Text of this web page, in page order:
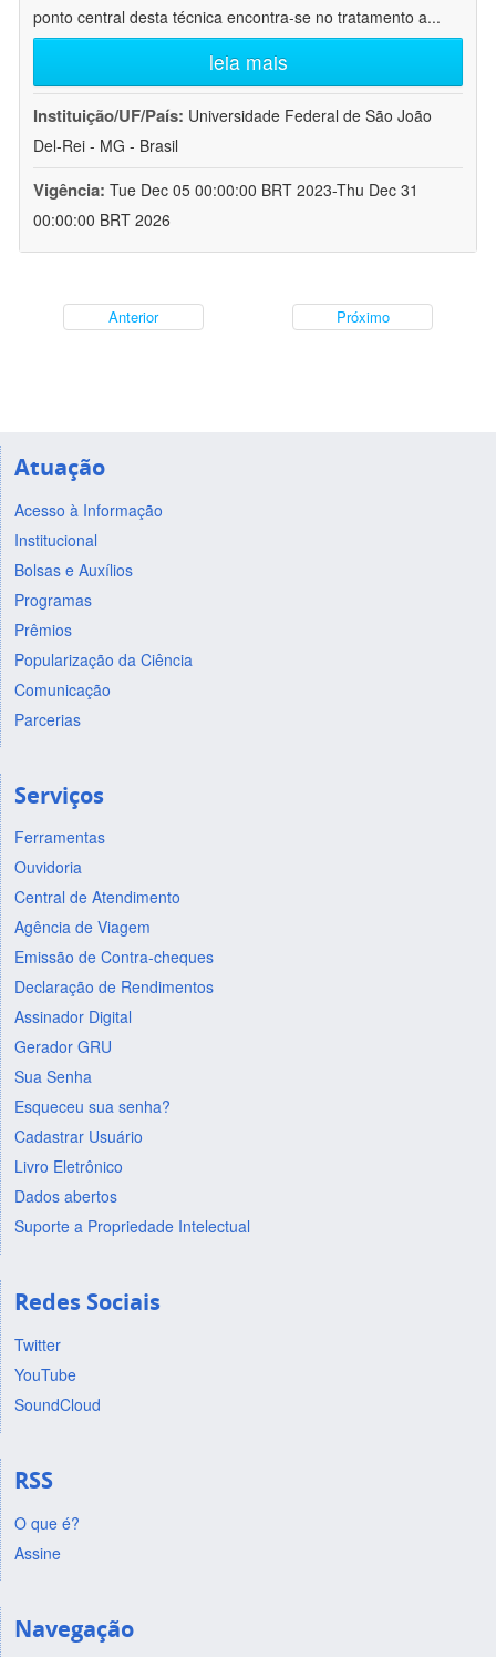
ponto central desta técnica encontra-se no tratamento a...
leia mais
Instituição/UF/País: Universidade Federal de São João
Del-Rei - MG - Brasil
Vigência: Tue Dec 05 00:00:00 BRT 2023-Thu Dec 31
00:00:00 BRT 2026
Anterior Próximo
Atuação
Acesso à Informação
Institucional
Bolsas e Auxílios
Programas
Prêmios
Popularização da Ciência
Comunicação
Parcerias
Serviços
Ferramentas
Ouvidoria
Central de Atendimento
Agência de Viagem
Emissão de Contra-cheques
Declaração de Rendimentos
Assinador Digital
Gerador GRU
Sua Senha
Esqueceu sua senha?
Cadastrar Usuário
Livro Eletrônico
Dados abertos
Suporte a Propriedade Intelectual
Redes Sociais
Twitter
YouTube
SoundCloud
RSS
O que é?
Assine
Navegação